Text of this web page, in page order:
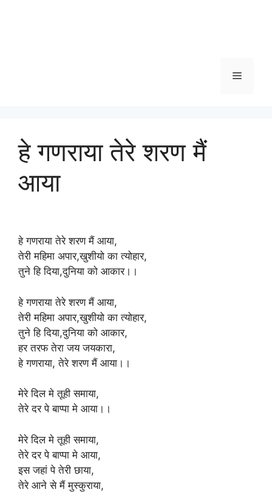
Menu
हे गणराया तेरे शरण मैं
आया
हे गणराया तेरे शरण मैं आया,
तेरी महिमा अपार,खुशीयो का त्योहार,
तुने हि दिया,दुनिया को आकार।।
हे गणराया तेरे शरण मैं आया,
तेरी महिमा अपार,खुशीयो का त्योहार,
तुने हि दिया,दुनिया को आकार,
हर तरफ तेरा जय जयकारा,
हे गणराया, तेरे शरण मैं आया।।
मेरे दिल मे तूही समाया,
तेरे दर पे बाप्पा मे आया।।
मेरे दिल मे तूही समाया,
तेरे दर पे बाप्पा मे आया,
इस जहां पे तेरी छाया,
तेरे आने से मैं मुस्कुराया,